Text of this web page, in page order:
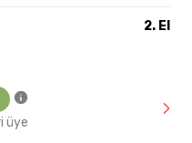
2. El
üye